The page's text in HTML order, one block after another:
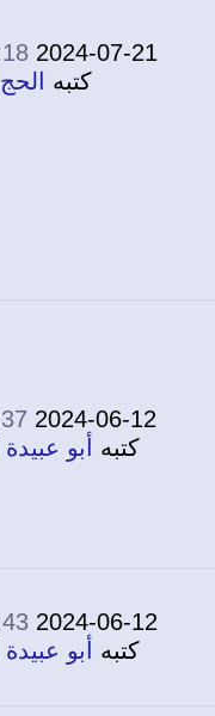
2024-07-21
01:18 AM
كتبهالحج الحج
2024-06-12
11:37 PM
كتبهأبو عبيدة أمارة
2024-06-12
08:43 PM
كتبهأبو عبيدة أمارة